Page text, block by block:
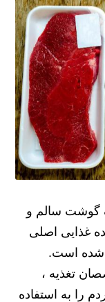
گوشت سالم و
غذایی اصلی
شده است.
تغذیه ،
را به استفاده